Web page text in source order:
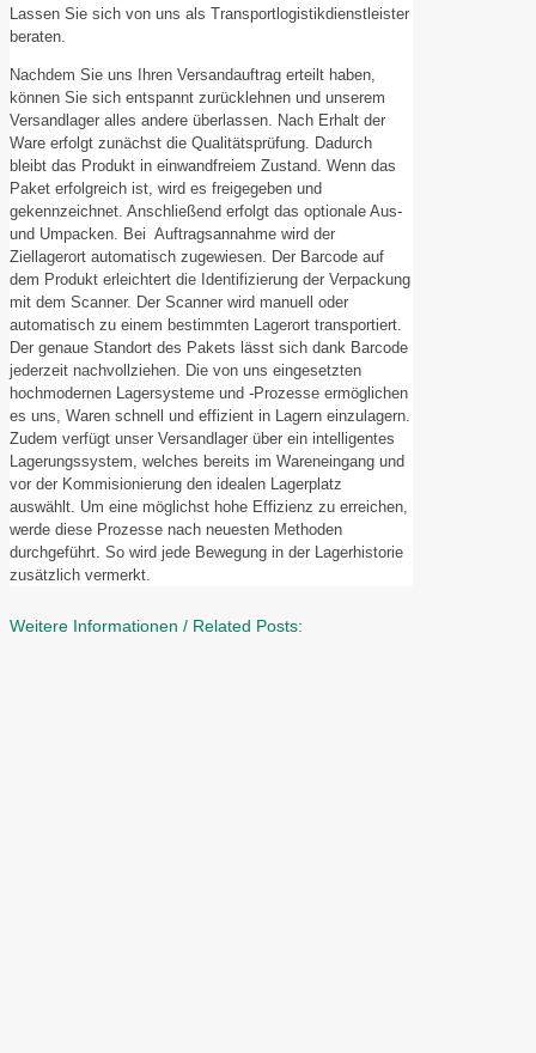
Lassen Sie sich von uns als Transportlogistikdienstleister
beraten.
Nachdem Sie uns Ihren Versandauftrag erteilt haben,
können Sie sich entspannt zurücklehnen und unserem
Versandlager alles andere überlassen. Nach Erhalt der
Ware erfolgt zunächst die Qualitätsprüfung. Dadurch
bleibt das Produkt in einwandfreiem Zustand. Wenn das
Paket erfolgreich ist, wird es freigegeben und
gekennzeichnet. Anschließend erfolgt das optionale Aus-
und Umpacken. Bei Auftragsannahme wird der
Ziellagerort automatisch zugewiesen. Der Barcode auf
dem Produkt erleichtert die Identifizierung der Verpackung
mit dem Scanner. Der Scanner wird manuell oder
automatisch zu einem bestimmten Lagerort transportiert.
Der genaue Standort des Pakets lässt sich dank Barcode
jederzeit nachvollziehen. Die von uns eingesetzten
hochmodernen Lagersysteme und -Prozesse ermöglichen
es uns, Waren schnell und effizient in Lagern einzulagern.
Zudem verfügt unser Versandlager über ein intelligentes
Lagerungssystem, welches bereits im Wareneingang und
vor der Kommisionierung den idealen Lagerplatz
auswählt. Um eine möglichst hohe Effizienz zu erreichen,
werde diese Prozesse nach neuesten Methoden
durchgeführt. So wird jede Bewegung in der Lagerhistorie
zusätzlich vermerkt.
Weitere Informationen / Related Posts: